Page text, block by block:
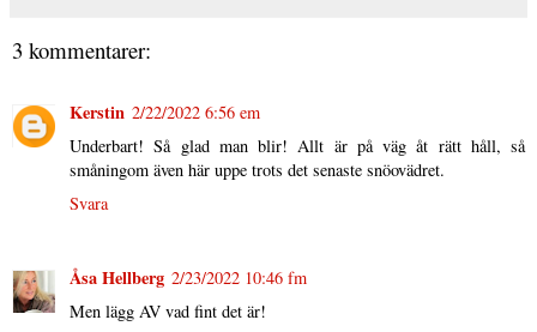
3 kommentarer:
Kerstin 2/22/2022 6:56 em
Underbart! Så glad man blir! Allt är på väg åt rätt håll, så
småningom även här uppe trots det senaste snöovädret.
Svara
Åsa Hellberg 2/23/2022 10:46 fm
Men lägg AV vad fint det är!